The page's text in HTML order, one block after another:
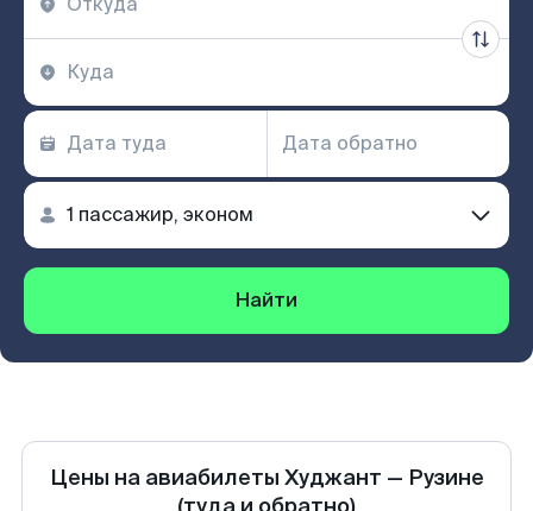
Найти
Цены на авиабилеты Худжант — Рузине